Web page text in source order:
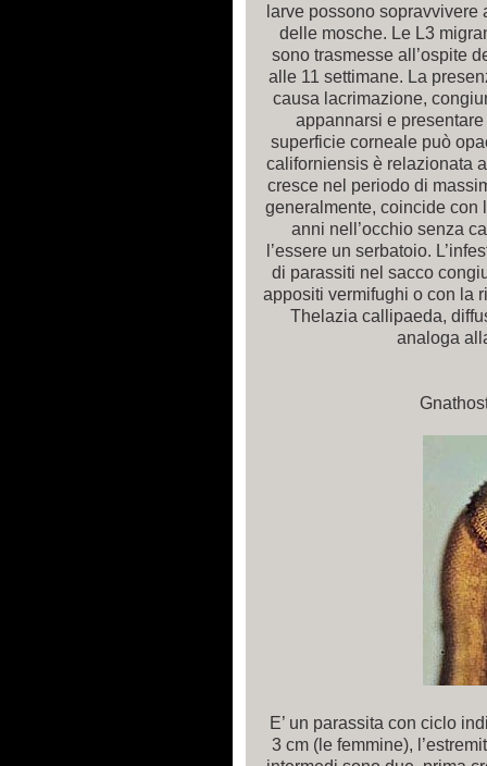
larve possono
delle mosche. Le L3
sono trasmesse all’ospite
alle 11 settimane. La
causa lacrimazione,
appannarsi e
superficie corneale può
californiensis è relazionata
cresce nel periodo di
generalmente, coincide con
anni nell’occhio senza
l’essere un serbatoio.
di parassiti nel sacco
appositi vermifughi o con la
Thelazia callipaeda,
analoga
E’ un parassita con ciclo
3 cm (le femmine),